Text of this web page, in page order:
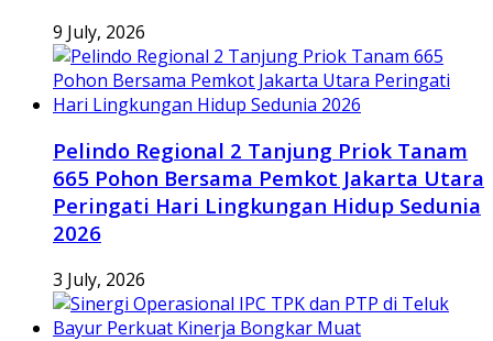
9 July, 2026
Pelindo Regional 2 Tanjung Priok Tanam
665 Pohon Bersama Pemkot Jakarta Utara
Peringati Hari Lingkungan Hidup Sedunia
2026
3 July, 2026